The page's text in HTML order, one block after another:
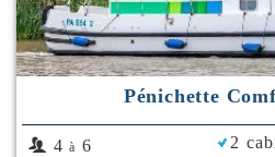
Pénichette
4 à 6 2